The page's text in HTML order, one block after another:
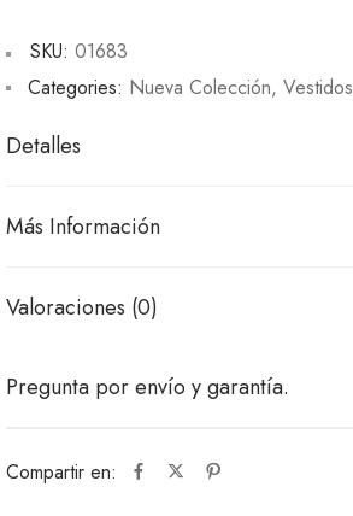
Compartir en:
SKU: 01683
Categories: Nueva Colección, Vestidos
Detalles
Más Información
Valoraciones (0)
Pregunta por envío y garantía.